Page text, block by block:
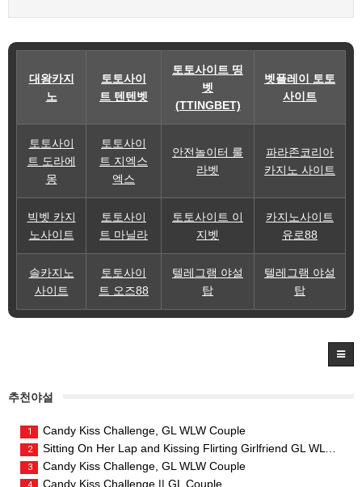
대왕카지
노
토토사이
트 텐텐벳
토토사이트 띵
벳
(TTINGBET)
벳플레이 토토
사이트
토토사이
트 도라에
몽
토토사이
트 지엑스
엑스
안전놀이터 룰
라벳
파라존코리아
카지노 사이트
빅벳 카지
노사이트
토토사이
트 마닐라
토토사이트 이
지벳
카지노사이트
유로88
솔카지노
사이트
토토사이
트 오즈88
텔레그램 야설
탑
텔레그램 야설
탑
추천야설
1 Candy Kiss Challenge, GL WLW Couple
2 Sitting On Her Lap and Kissing Flirting Girlfriend GL WLW Couple
3 Candy Kiss Challenge, GL WLW Couple
4 Candy Kiss Challenge || GL Couple